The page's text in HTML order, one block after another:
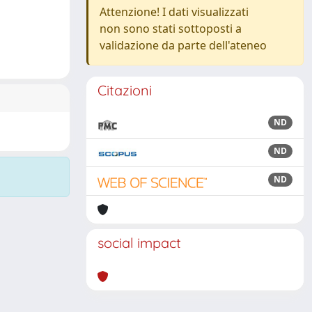
Attenzione! I dati visualizzati
non sono stati sottoposti a
validazione da parte dell'ateneo
Citazioni
ND
ND
ND
social impact